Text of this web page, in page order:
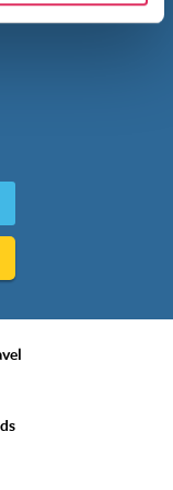
dit gebeurt? Pas
Klik daarvoor
en kies voor
uw gegevens